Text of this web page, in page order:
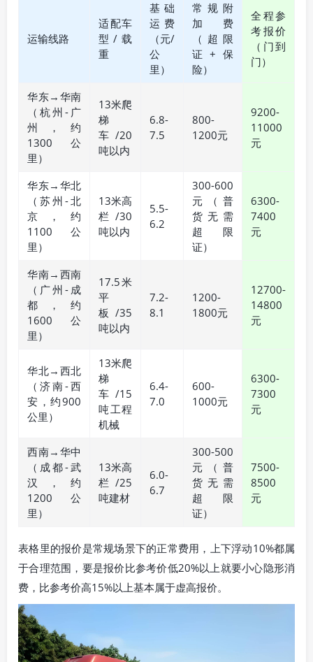
运输线路
适配车
型/载
重
基础
运费
（元/
公
里）
常规附
加费
（超限
证+保
险）
全程参
考报价
（门到
门）
华东→华南
（杭州-广
州，约
1300公
里）
13米爬
梯
车/20
吨以内
6.8-
7.5
800-
1200元
9200-
11000
元
华东→华北
（苏州-北
京，约
1100公
里）
13米高
栏/30
吨以内
5.5-
6.2
300-600
元（普
货无需
超限
证）
6300-
7400
元
华南→西南
（广州-成
都，约
1600公
里）
17.5米
平
板/35
吨以内
7.2-
8.1
1200-
1800元
12700-
14800
元
华北→西北
（济南-西
安，约900
公里）
13米爬
梯
车/15
吨工程
机械
6.4-
7.0
600-
1000元
6300-
7300
元
西南→华中
（成都-武
汉，约
1200公
里）
13米高
栏/25
吨建材
6.0-
6.7
300-500
元（普
货无需
超限
证）
7500-
8500
元
表格里的报价是常规场景下的正常费用，上下浮动10%都属
于合理范围，要是报价比参考价低20%以上就要小心隐形消
费，比参考价高15%以上基本属于虚高报价。